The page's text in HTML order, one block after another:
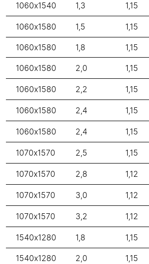
1060x1540 1,3 1,15
1060x1580 1,5 1,15
1060x1580 1,8 1,15
1060x1580 2,0 1,15
1060x1580 2,2 1,15
1060x1580 2,4 1,15
1060x1580 2,4 1,15
1070x1570 2,5 1,15
1070x1570 2,8 1,12
1070x1570 3,0 1,12
1070x1570 3,2 1,12
1540x1280 1,8 1,15
1540x1280 2,0 1,15